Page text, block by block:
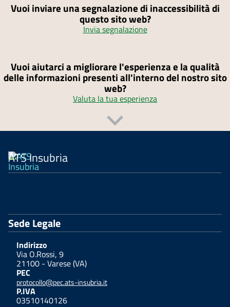
Vuoi inviare una segnalazione di inaccessibilità di
questo sito web?
Invia segnalazione
Vuoi aiutarci a migliorare l'esperienza e la qualità
delle informazioni presenti all'interno del nostro sito
web?
Valuta la tua esperienza
ATS Insubria
Sede Legale
Indirizzo
Via O.Rossi, 9
21100 - Varese (VA)
PEC
protocollo@pec.ats-insubria.it
P.IVA
03510140126